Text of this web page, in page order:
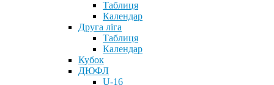
Таблиця
Календар
Друга ліга
Таблиця
Календар
Кубок
ДЮФЛ
U-16